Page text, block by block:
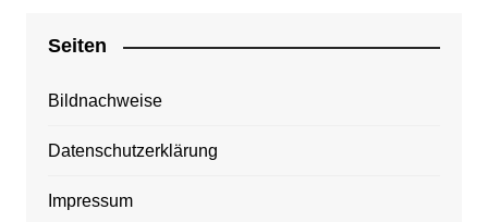
Seiten
Bildnachweise
Datenschutzerklärung
Impressum